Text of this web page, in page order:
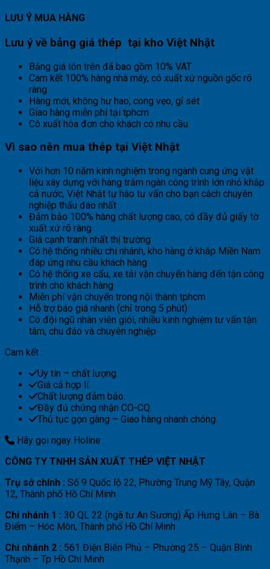
LƯU Ý MUA HÀNG
Lưu ý về bảng giá thép tại kho Việt Nhật
Bảng giá tôn trên đã bao gồm 10% VAT
Cam kết 100% hàng nhà máy, có xuất xứ nguồn gốc rõ
ràng
Hàng mới, không hư hao, cong vẹo, gỉ sét
Giao hàng miễn phí tại tphcm
Có xuất hóa đơn cho khách có nhu cầu
Vì sao nên mua thép tại Việt Nhật
Với hơn 10 năm kinh nghiệm trong ngành cung ứng vật
liệu xây dựng với hàng trăm ngàn công trình lớn nhỏ khắp
cả nước, Việt Nhật tự hào tư vấn cho bạn cách chuyên
nghiệp thấu đáo nhất
Đảm bảo 100% hàng chất lượng cao, có đầy đủ giấy tờ
xuất xứ rõ ràng
Giá cạnh tranh nhất thị trường
Có hệ thống nhiều chi nhánh, kho hàng ở khắp Miền Nam
đáp ứng nhu cầu khách hàng
Có hệ thống xe cẩu, xe tải vận chuyển hàng đến tận công
trình cho khách hàng
Miễn phí vận chuyển trong nội thành tphcm
Hỗ trợ báo giá nhanh (chỉ trong 5 phút)
Có đội ngũ nhân viên giỏi, nhiều kinh nghiệm tư vấn tận
tâm, chu đáo và chuyên nghiệp
Cam kết :
Uy tín – chất lượng.
Giá cả hợp lí.
Chất lượng đảm bảo.
Đầy đủ chứng nhận CO-CQ.
Thủ tục gọn gàng – Giao hàng nhanh chóng.
Hãy gọi ngay Holine :
CÔNG TY TNHH SẢN XUẤT THÉP VIỆT NHẬT
Trụ sở chính : Số 9 Quốc lộ 22, Phường Trung Mỹ Tây, Quận
12, Thành phố Hồ Chí Minh
Chi nhánh 1 : 30 QL 22 (ngã tư An Sương) Ấp Hưng Lân – Bà
Điểm – Hóc Môn, Thành phố Hồ Chí Minh
Chi nhánh 2 : 561 Điện Biên Phủ – Phường 25 – Quận Bình
Thạnh – Tp Hồ Chí Minh